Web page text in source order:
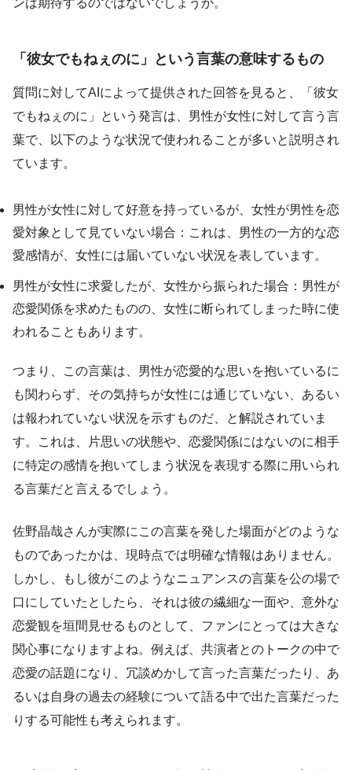
「彼女でもねぇのに」という言葉の意味するもの
質問に対してAIによって提供された回答を見ると、「彼女
でもねぇのに」という発言は、男性が女性に対して言う言
葉で、以下のような状況で使われることが多いと説明され
ています。
男性が女性に対して好意を持っているが、女性が男性を恋
愛対象として見ていない場合：これは、男性の一方的な恋
愛感情が、女性には届いていない状況を表しています。
男性が女性に求愛したが、女性から振られた場合：男性が
恋愛関係を求めたものの、女性に断られてしまった時に使
われることもあります。
つまり、この言葉は、男性が恋愛的な思いを抱いているに
も関わらず、その気持ちが女性には通じていない、あるい
は報われていない状況を示すものだ、と解説されていま
す。これは、片思いの状態や、恋愛関係にはないのに相手
に特定の感情を抱いてしまう状況を表現する際に用いられ
る言葉だと言えるでしょう。
佐野晶哉さんが実際にこの言葉を発した場面がどのような
ものであったかは、現時点では明確な情報はありません。
しかし、もし彼がこのようなニュアンスの言葉を公の場で
口にしていたとしたら、それは彼の繊細な一面や、意外な
恋愛観を垣間見せるものとして、ファンにとっては大きな
関心事になりますよね。例えば、共演者とのトークの中で
恋愛の話題になり、冗談めかして言った言葉だったり、あ
るいは自身の過去の経験について語る中で出た言葉だった
りする可能性も考えられます。